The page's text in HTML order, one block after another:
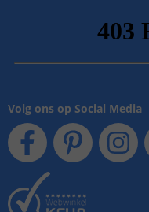
Volg ons op Social Media